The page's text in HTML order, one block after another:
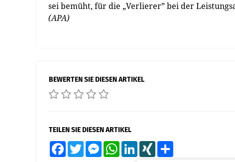
sei bemüht, für die „Verlierer” bei der
(APA)
BEWERTEN SIE DIESEN ARTIKEL
TEILEN SIE DIESEN ARTIKEL
FacebookTwitter MessengerWhatsAppLinkedInXING